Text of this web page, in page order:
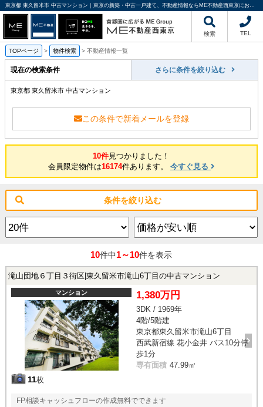
東京都 東久留米市 中古マンション｜東京の新築・中古一戸建て、不動産情報ならME不動産西東京にお任せください
検索 TEL
TOPページ > 物件検索 > 不動産情報一覧
現在の検索条件 さらに条件を絞り込む
東京都 東久留米市 中古マンション
この条件で新着メールを登録
10件見つかりました！
会員限定物件は16174件あります。 今すぐ見る
条件を絞り込む
10件中1～10件を表示
滝山団地６丁目３街区|東久留米市滝山6丁目の中古マンション
マンション
11枚
1,380万円
3DK / 1969年
4階/5階建
東京都東久留米市滝山6丁目
西武新宿線 花小金井 バス10分停
歩1分
専有面積 47.99㎡
FP相談キャッシュフローの作成無料でできます